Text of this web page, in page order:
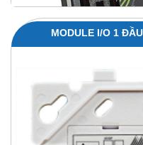
MODULE I/O 1